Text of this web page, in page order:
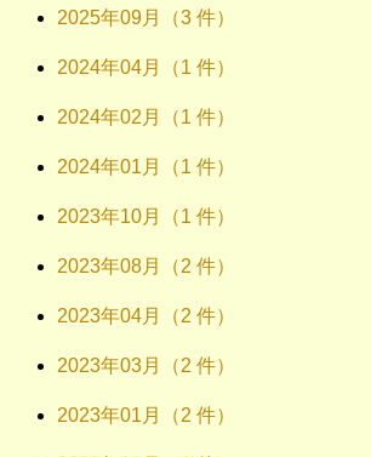
2025年09月（3 件）
2024年04月（1 件）
2024年02月（1 件）
2024年01月（1 件）
2023年10月（1 件）
2023年08月（2 件）
2023年04月（2 件）
2023年03月（2 件）
2023年01月（2 件）